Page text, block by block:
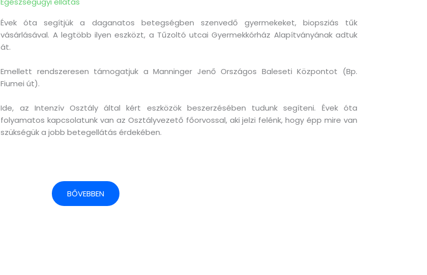
Évek óta segítjük a daganatos betegségben szenvedő gyermekeket, biopsziás tűk
vásárlásával. A legtöbb ilyen eszközt, a Tűzoltó utcai Gyermekkórház Alapítványának adtuk
át.
Emellett rendszeresen támogatjuk a Manninger Jenő Országos Baleseti Központot (Bp.
Fiumei út).
Ide, az Intenzív Osztály által kért eszközök beszerzésében tudunk segíteni. Évek óta
folyamatos kapcsolatunk van az Osztályvezető főorvossal, aki jelzi felénk, hogy épp mire van
szükségük a jobb betegellátás érdekében.
BŐVEBBEN